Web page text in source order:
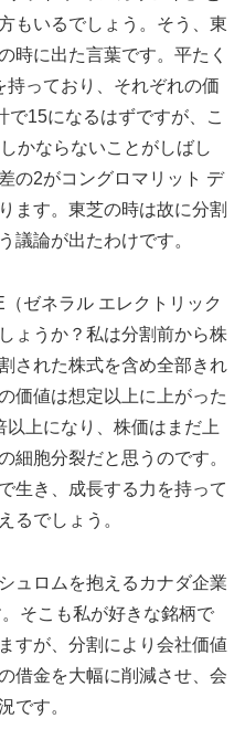
もいるでしょう。そう、東
時に出た言葉です。平たく
っており、それぞれの価
15になるはずですが、こ
かならないことがしばし
の2がコングロマリット デ
ます。東芝の時は故に分割
議論が出たわけです。
ゼネラル エレクトリック
ょうか？私は分割前から株
された株式を含め全部きれ
価値は想定以上に上がった
上になり、株価はまだ上
細胞分裂だと思うのです。
生き、成長する力を持って
るでしょう。
ュロムを抱えるカナダ企業
そこも私が好きな銘柄で
すが、分割により会社価値
借金を大幅に削減させ、会
です。